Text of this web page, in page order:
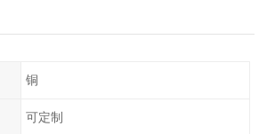
铜
可定制